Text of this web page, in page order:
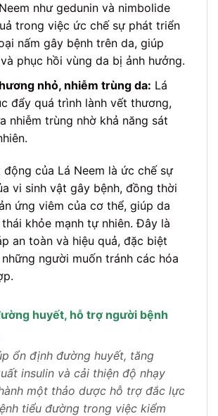
như gedunin và nimbolide
trong việc ức chế sự phát triển
nấm gây bệnh trên da, giúp
phục hồi vùng da bị ảnh hưởng.
nhỏ, nhiễm trùng da: Lá
đẩy quá trình lành vết thương,
nhiễm trùng nhờ khả năng sát
động của Lá Neem là ức chế sự
vi sinh vật gây bệnh, đồng thời
ứng viêm của cơ thể, giúp da
khỏe mạnh tự nhiên. Đây là
an toàn và hiệu quả, đặc biệt
người muốn tránh các hóa
huyết, hỗ trợ người bệnh
ổn định đường huyết, tăng
insulin và cải thiện độ nhạy
một thảo dược hỗ trợ đắc lực
tiểu đường trong việc kiểm